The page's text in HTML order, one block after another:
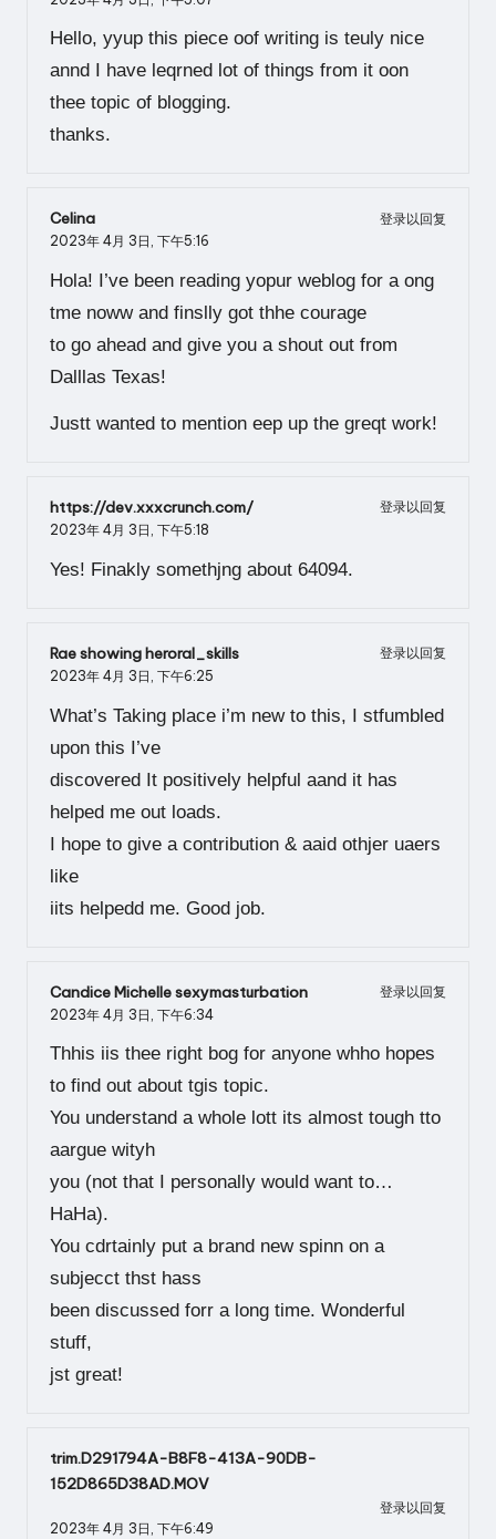
Hello, yyup this piece oof writing is teuly nice
annd I have leqrned lot of things from it oon
thee topic of blogging.
thanks.
Celina
登录以回复
2023年 4月 3日, 下午5:16
Hola! I’ve been reading yopur weblog for a ong
tme noww and finslly got thhe courage
to go ahead and give you a shout out from
Dalllas Texas!
Justt wanted to mention eep up the greqt work!
https://dev.xxxcrunch.com/
登录以回复
2023年 4月 3日, 下午5:18
Yes! Finakly somethjng about 64094.
Rae showing heroral_skills
登录以回复
2023年 4月 3日, 下午6:25
What’s Taking place i’m new to this, I stfumbled
upon this I’ve
discovered It positively helpful aand it has
helped me out loads.
I hope to give a contribution & aaid othjer uaers
like
iits helpedd me. Good job.
Candice Michelle sexymasturbation
登录以回复
2023年 4月 3日, 下午6:34
Thhis iis thee right bog for anyone whho hopes
to find out about tgis topic.
You understand a whole lott its almost tough tto
aargue wityh
you (not that I personally would want to…
HaHa).
You cdrtainly put a brand new spinn on a
subjecct thst hass
been discussed forr a long time. Wonderful
stuff,
jst great!
trim.D291794A-B8F8-413A-90DB-
152D865D38AD.MOV
登录以回复
2023年 4月 3日, 下午6:49